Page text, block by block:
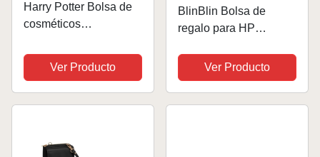
Harry Potter Bolsa de
cosméticos
de Hogwarts, neceser
de viaje, artículos de
aseo escolar, estuche
para lápices, Black,
Ver Producto
BlinBlin Bolsa de
regalo para HP
Wizard Birthday Party
Candy Favors Bolsas
de regalos, Candy
Ver Producto